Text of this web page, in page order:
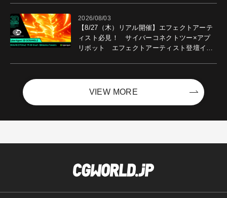
2026/08/03
【8/27（木）リアル開催】エフェクトアーテ
ィスト必見！ サイバーコネクトツー×アプ
リボット エフェクトアーティスト登壇イベ
VIEW MORE